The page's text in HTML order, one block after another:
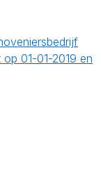
01-01-2019 en